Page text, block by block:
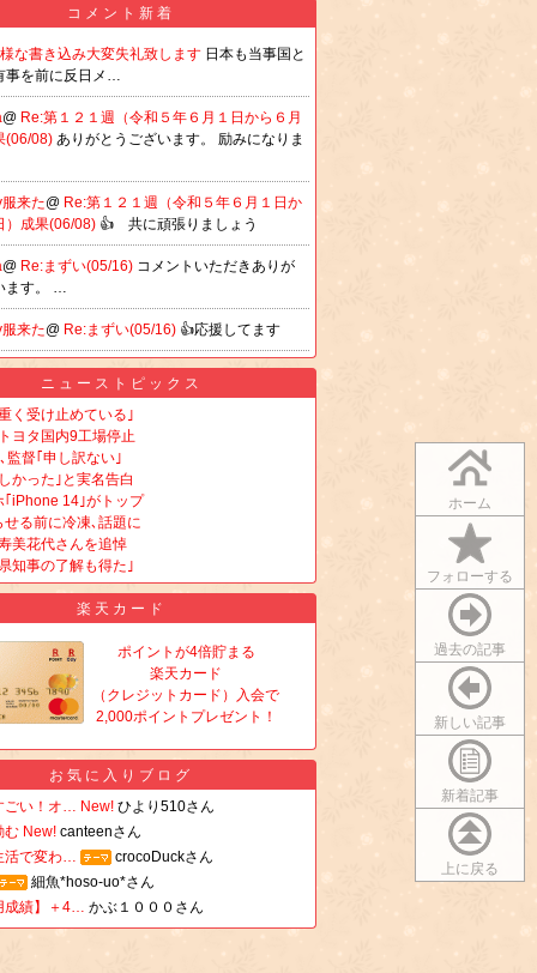
ホーム
フォローする
過去の記事
新しい記事
新着記事
上に戻る
コメント新着
な書き込み大変失礼致します 日本も当事国と
事を前に反日メ…
@ Re:第１２１週（令和５年６月１日から６月
(06/08) ありがとうございます。 励みになりま
来た@ Re:第１２１週（令和５年６月１日か
）成果(06/08) 👍️ 共に頑張りましょう
@ Re:まずい(05/16) コメントいただきありが
ます。 …
来た@ Re:まずい(05/16) 👍️応援してます
ニューストピックス
く受け止めている｣
ヨタ国内9工場停止
監督｢申し訳ない｣
かった｣と実名告白
｢iPhone 14｣がトップ
せる前に冷凍､話題に
美花代さんを追悼
知事の了解も得た｣
楽天カード
ポイントが4倍貯まる
楽天カード
（クレジットカード）入会で
2,000ポイントプレゼント！
お気に入りブログ
ごい！オ… New! ひより510さん
む New! canteenさん
活で変わ…
crocoDuckさん
細魚*hoso-uo*さん
成績】＋4… かぶ１０００さん